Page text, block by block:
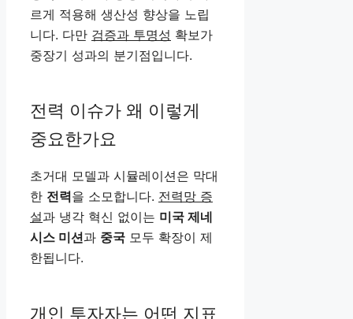
르게 적용해 생산성 향상을 노립
니다. 다만 검증과 투명성 확보가
중장기 성과의 분기점입니다.
전력 이슈가 왜 이렇게
중요한가요
초거대 모델과 시뮬레이션은 막대
한 전력을 소모합니다. 전력망 증
설과 냉각 혁신 없이는 미국 제네
시스 미션과 중국 모두 확장이 제
한됩니다.
개인 투자자는 어떤 지표